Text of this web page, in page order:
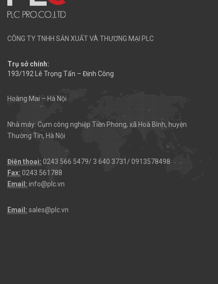
CÔNG TY TNHH SẢN XUẤT VÀ THƯƠNG MẠI PLC
Trụ sở chính:
193/192 Lê Trọng Tấn – Định Công
Hoàng Mai – Hà Nội
Nhà máy: Cụm công nghiệp Tiền Phong, xã Hoà Bình, huyện
Thường Tín, Hà Nội
Điện thoại: 0243 566 5479/ 3 640 3731/ 0913578498
Fax: 0243 561788
Email: info@plc.vn
Email: sales@plc.vn